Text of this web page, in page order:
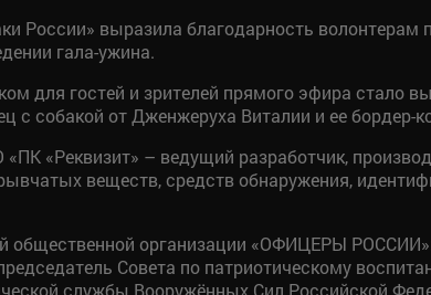
России» выразила благодарность
гала-ужина.
для гостей и зрителей прямого эфира стало
с собакой от Дженжеруха Виталии и ее бордер-
«Реквизит» – ведущий разработчик,
веществ, средств обнаружения,
организации «ОФИЦЕРЫ
Совета по патриотическому
службы Вооружённых Сил Российской